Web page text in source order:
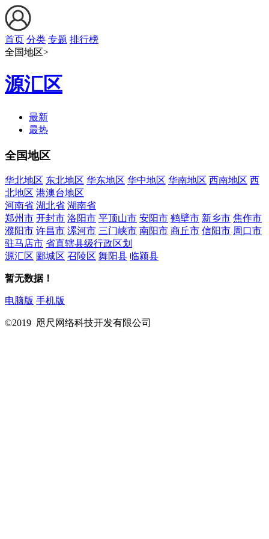
首页 分类 专题 排行榜
全国地区>
源汇区
最新
最热
全国地区
华北地区 东北地区 华东地区 华中地区 华南地区 西南地区 西
北地区 港澳台地区
河南省 湖北省 湖南省
郑州市 开封市 洛阳市 平顶山市 安阳市 鹤壁市 新乡市 焦作市
濮阳市 许昌市 漯河市 三门峡市 南阳市 商丘市 信阳市 周口市
驻马店市 省直辖县级行政区划
源汇区 郾城区 召陵区 舞阳县 临颍县
暂无数据！
电脑版 手机版
©2019 咫尺网络科技开发有限公司